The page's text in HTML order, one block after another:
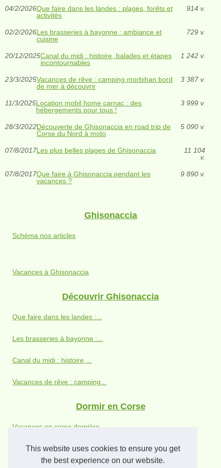
This website uses cookies to ensure you get
the best experience on our website.
04/2/2026Que faire dans les landes : plages, forêts et
activités
914 v.
02/2/2026Les brasseries à bayonne : ambiance et
cuisine
729 v.
20/12/2025Canal du midi : histoire, balades et étapes
incontournables
1 242 v.
23/3/2025Vacances de rêve : camping morbihan bord
de mer à découvrir
3 387 v.
11/3/2025Location mobil home carnac : des
hébergements pour tous !
3 999 v.
28/3/2022Découverte de Ghisonaccia en road trip de
Corse du Nord à moto
5 090 v.
07/8/2017Les plus belles plages de Ghisonaccia
11 104
v.
07/8/2017Que faire à Ghisonaccia pendant les
vacances ?
9 890 v.
Ghisonaccia
Schéma nos articles
Vacances à Ghisonaccia
Découvrir Ghisonaccia
Que faire dans les landes :...
Les brasseries à bayonne :...
Canal du midi : histoire,...
Vacances de rêve : camping...
Dormir en Corse
Vacances en corse dernière...
Notre sélection des...